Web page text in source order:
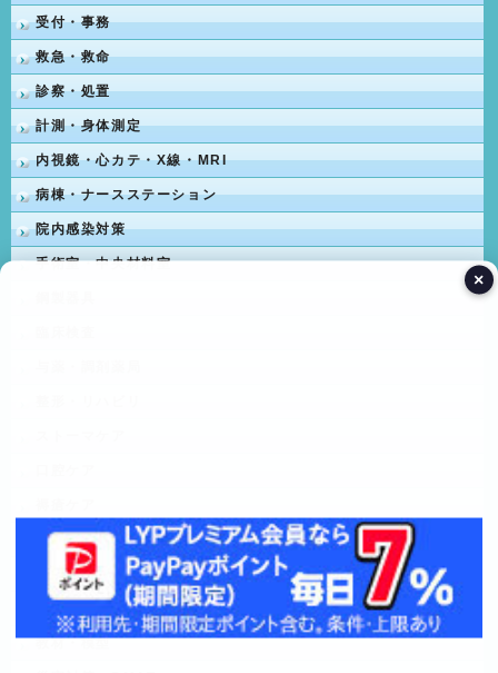
受付・事務
救急・救命
診察・処置
計測・身体測定
内視鏡・心カテ・X線・MRI
病棟・ナースステーション
院内感染対策
手術室・中央材料室
介護
健康器具
消耗品
教材・模型
×